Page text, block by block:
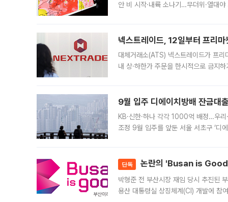
안 비 시작·내륙 소나기…무더위·열대
넥스트레이드, 12일부터 프리
대체거래소(ATS) 넥스트레이드가 프
내 상·하한가 주문을 한시적으로 금지
9월 입주 디에이치방배 잔금
KB·신한·하나 각각 1000억 배정…우
조정 9월 입주를 앞둔 서울 서초구 ‘디
단독 논란의 'Busan is
박형준 전 부산시장 재임 당시 추진된
용산 대통령실 상징체계(CI) 개발에 참